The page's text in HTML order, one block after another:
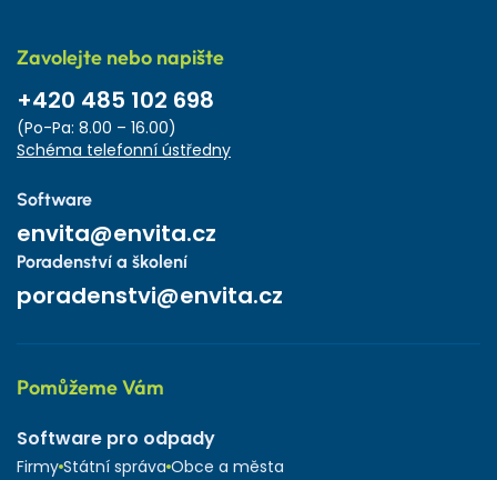
Zavolejte nebo napište
+420 485 102 698
(Po-Pa: 8.00 – 16.00)
Schéma telefonní ústředny
Software
envita@envita.cz
Poradenství a školení
poradenstvi@envita.cz
Pomůžeme Vám
Software pro odpady
Firmy Státní správa Obce a města